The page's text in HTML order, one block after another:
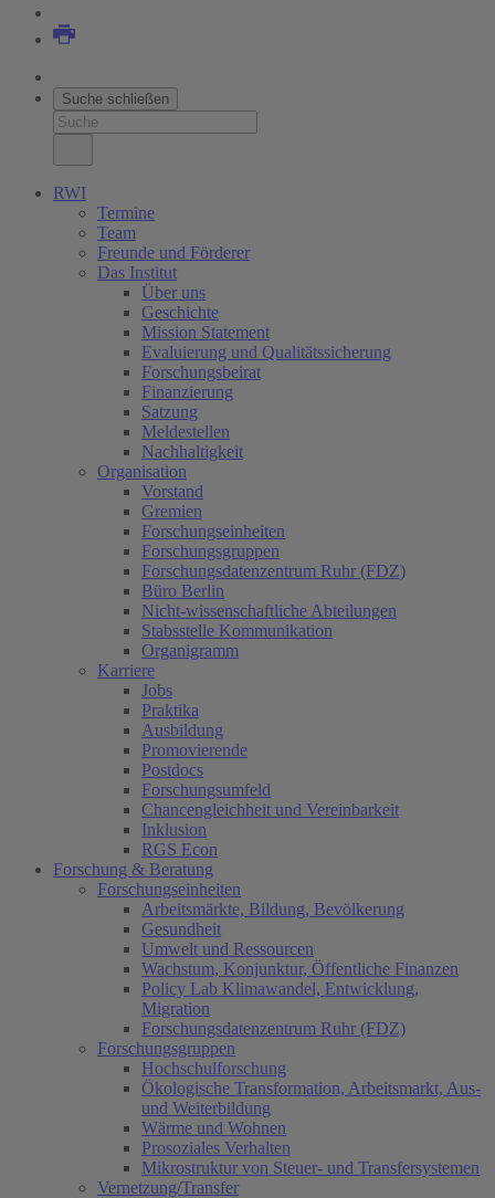
Suche schließen
RWI
Termine
Team
Freunde und Förderer
Das Institut
Über uns
Geschichte
Mission Statement
Evaluierung und Qualitätssicherung
Forschungsbeirat
Finanzierung
Satzung
Meldestellen
Nachhaltigkeit
Organisation
Vorstand
Gremien
Forschungseinheiten
Forschungsgruppen
Forschungsdatenzentrum Ruhr (FDZ)
Büro Berlin
Nicht-wissenschaftliche Abteilungen
Stabsstelle Kommunikation
Organigramm
Karriere
Jobs
Praktika
Ausbildung
Promovierende
Postdocs
Forschungsumfeld
Chancengleichheit und Vereinbarkeit
Inklusion
RGS Econ
Forschung & Beratung
Forschungseinheiten
Arbeitsmärkte, Bildung, Bevölkerung
Gesundheit
Umwelt und Ressourcen
Wachstum, Konjunktur, Öffentliche Finanzen
Policy Lab Klimawandel, Entwicklung,
Migration
Forschungsdatenzentrum Ruhr (FDZ)
Forschungsgruppen
Hochschulforschung
Ökologische Transformation, Arbeitsmarkt, Aus-
und Weiterbildung
Wärme und Wohnen
Prosoziales Verhalten
Mikrostruktur von Steuer- und Transfersystemen
Vernetzung/Transfer